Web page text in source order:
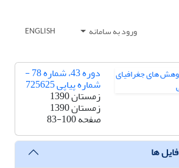
ورود به سامانه ENGLISH
دوره 43، شماره 78 -
شماره پیاپی 725625
زمستان 1390
زمستان 1390
صفحه83-100
فایل ها